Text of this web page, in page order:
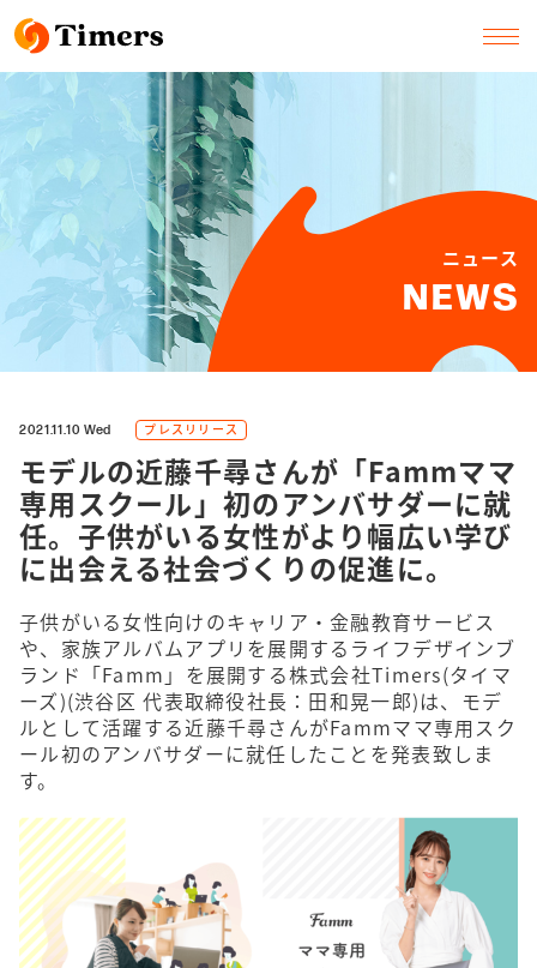
ニュース
NEWS
2021.11.10 Wed プレスリリース
モデルの近藤千尋さんが「Fammママ
専用スクール」初のアンバサダーに就
任。子供がいる女性がより幅広い学び
に出会える社会づくりの促進に。
子供がいる女性向けのキャリア・金融教育サービス
や、家族アルバムアプリを展開するライフデザインブ
ランド「Famm」を展開する株式会社Timers(タイマ
ーズ)(渋⾕区 代表取締役社⻑：⽥和晃⼀郎)は、モデ
ルとして活躍する近藤千尋さんがFammママ専用スク
ール初のアンバサダーに就任したことを発表致しま
す。